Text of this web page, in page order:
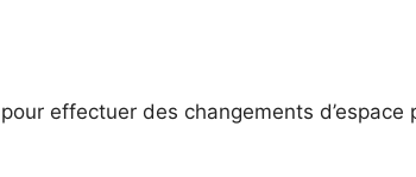
effectuer des changements d’espace